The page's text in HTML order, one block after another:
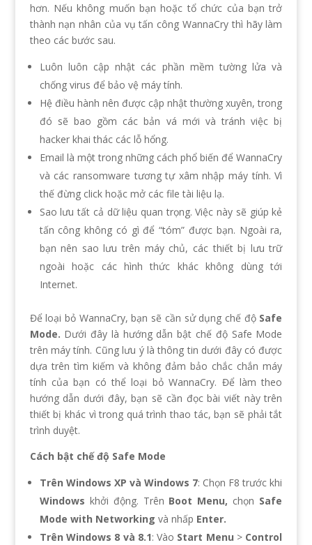
hơn. Nếu không muốn bạn hoặc tổ chức của bạn trở
thành nạn nhân của vụ tấn công WannaCry thì hãy làm
theo các bước sau.
Luôn luôn cập nhật các phần mềm tường lửa và
chống virus để bảo vệ máy tính.
Hệ điều hành nên được cập nhật thường xuyên, trong
đó sẽ bao gồm các bản vá mới và tránh việc bị
hacker khai thác các lỗ hổng.
Email là một trong những cách phổ biến để WannaCry
và các ransomware tương tự xâm nhập máy tính. Vì
thế đừng click hoặc mở các file tài liệu lạ.
Sao lưu tất cả dữ liệu quan trọng. Việc này sẽ giúp kẻ
tấn công không có gì để “tóm” được bạn. Ngoài ra,
bạn nên sao lưu trên máy chủ, các thiết bị lưu trữ
ngoài hoặc các hình thức khác không dùng tới
Internet.
Để loại bỏ WannaCry, bạn sẽ cần sử dụng chế độ Safe
Mode. Dưới đây là hướng dẫn bật chế độ Safe Mode
trên máy tính. Cũng lưu ý là thông tin dưới đây có được
dựa trên tìm kiếm và không đảm bảo chắc chắn máy
tính của bạn có thể loại bỏ WannaCry. Để làm theo
hướng dẫn dưới đây, bạn sẽ cần đọc bài viết này trên
thiết bị khác vì trong quá trình thao tác, bạn sẽ phải tắt
trình duyệt.
Cách bật chế độ Safe Mode
Trên Windows XP và Windows 7: Chọn F8 trước khi
Windows khởi động. Trên Boot Menu, chọn Safe
Mode with Networking và nhấp Enter.
Trên Windows 8 và 8.1: Vào Start Menu > Control